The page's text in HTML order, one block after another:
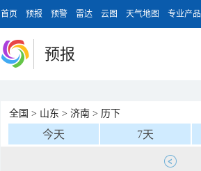
首页 预报 预警 雷达 云图 天气地图 专业产品
预报
全国 > 山东 > 济南 > 历下
今天 7天